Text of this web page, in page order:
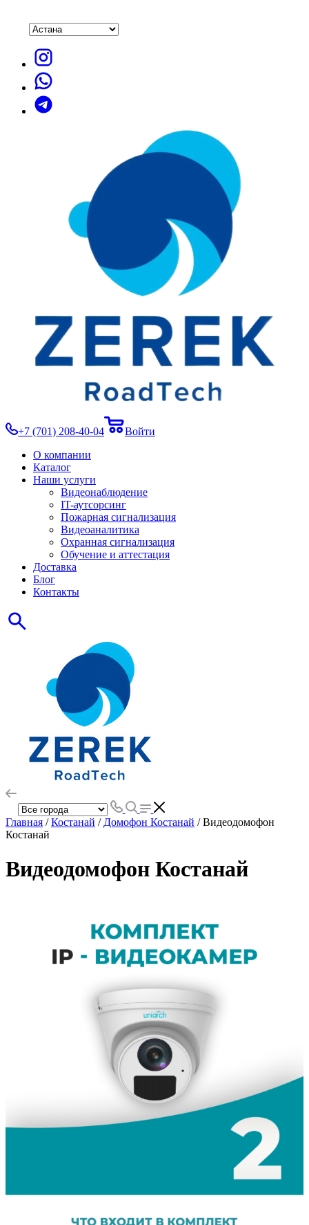
+7 (701) 208-40-04
Войти
О компании
Каталог
Наши услуги
Видеонаблюдение
IT-аутсорсинг
Пожарная сигнализация
Видеоаналитика
Охранная сигнализация
Обучение и аттестация
Доставка
Блог
Контакты
Главная /Костанай / Домофон Костанай / Видеодомофон
Костанай
Видеодомофон Костанай